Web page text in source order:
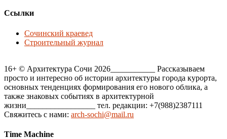
Ссылки
Сочинский краевед
Строительный журнал
16+ © Архитектура Сочи 2026___________ Рассказываем
просто и интересно об истории архитектуры города курорта,
основных тенденциях формирования его нового облика, а
также знаковых событиях в архитектурной
жизни_________________ тел. редакции: +7(988)2387111
Свяжитесь с нами: arch-sochi@mail.ru
Time Machine